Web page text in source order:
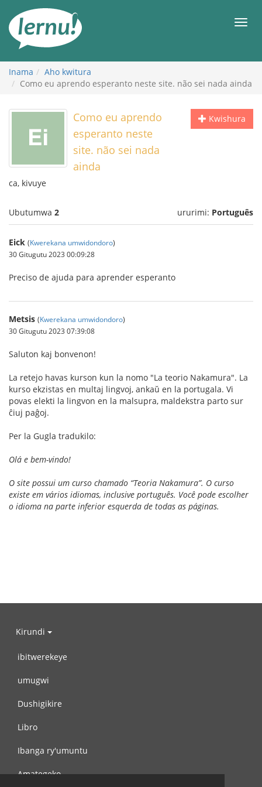
rupapuro
rw'ibirimwo
Inama
Aho kwitura
Como eu aprendo esperanto neste site. não sei nada ainda
Kwishura
Como eu aprendo
esperanto neste
site. não sei nada
ainda
ca, kivuye
Ubutumwa 2 ururimi: Português
Eick (Kwerekana umwidondoro)
30 Gitugutu 2023 00:09:28
Preciso de ajuda para aprender esperanto
Metsis (Kwerekana umwidondoro)
30 Gitugutu 2023 07:39:08
Saluton kaj bonvenon!
La retejo havas kurson kun la nomo "La teorio Nakamura". La
kurso ekzistas en multaj lingvoj, ankaŭ en la portugala. Vi
povas elekti la lingvon en la malsupra, maldekstra parto sur
ĉiuj paĝoj.
Per la Gugla tradukilo:
Olá e bem-vindo!
O site possui um curso chamado “Teoria Nakamura”. O curso
existe em vários idiomas, inclusive português. Você pode escolher
o idioma na parte inferior esquerda de todas as páginas.
Kirundi
ibitwerekeye
umugwi
Dushigikire
Libro
Ibanga ry'umuntu
Amategeko